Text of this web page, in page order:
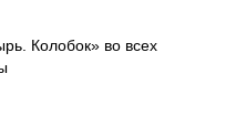
Колобок» во всех